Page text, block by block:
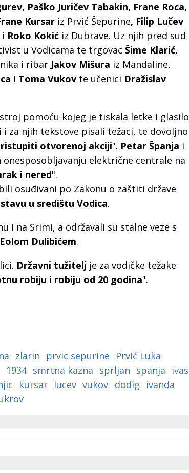
Paško Juričev Tabakin, Frane Roca,
Kursariz Prvić Šepurine, Filip Lučev
i Roko Kokićiz Dubrave. Uz njih pred sud
u Vodicama te trgovac Šime Klarić,
i ribar Jakov Mišura iz Mandaline,
i Toma Vukovte učenici Dražislav
pomoću kojeg je tiskala letke i glasilo
i za njih tekstove pisali težaci, te dovoljno
otvorenoj akciji". Petar Španja i
električne centrale na
i nered".
osuđivani po Zakonu o zaštiti države
u središtu Vodica.
i na Srimi, a održavali su stalne veze s
Eolom Dulibićem.
Državni tužitelj je za vodičke težake
robiju i robiju od 20 godina".
zlarin prvic sepurine
Prvić Luka
1934 smrtna kazna sprljan spanja
ivas
kursar lucev vukov dodig
ivanda